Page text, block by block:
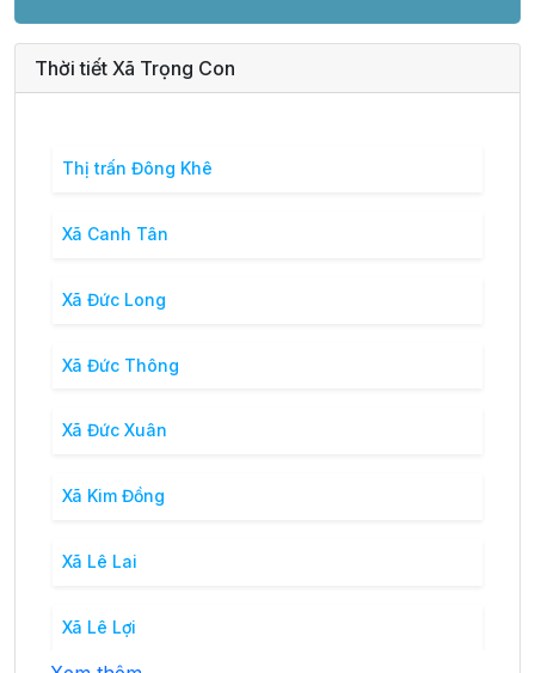
Thời tiết Xã Trọng Con
Thị trấn Đông Khê
Xã Canh Tân
Xã Đức Long
Xã Đức Thông
Xã Đức Xuân
Xã Kim Đồng
Xã Lê Lai
Xã Lê Lợi